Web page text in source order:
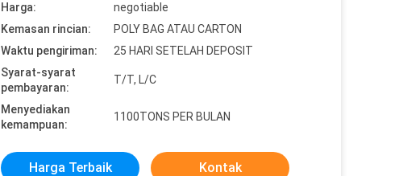
Harga:
negotiable
Kemasan rincian:
POLY BAG ATAU CARTON
Waktu pengiriman:
25 HARI SETELAH DEPOSIT
Syarat-syarat
pembayaran:
T/T, L/C
Menyediakan
kemampuan:
1100TONS PER BULAN
Harga Terbaik Kontak